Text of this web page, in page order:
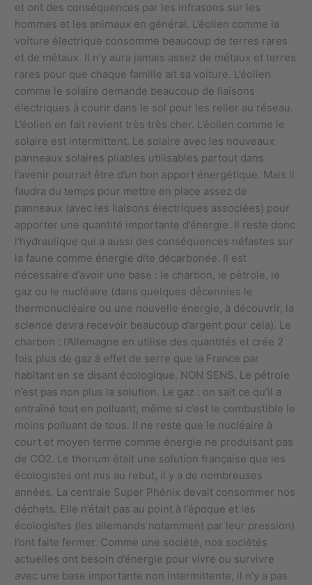
et ont des conséquences par les infrasons sur les
hommes et les animaux en général. L’éolien comme la
voiture électrique consomme beaucoup de terres rares
et de métaux. Il n’y aura jamais assez de métaux et terres
rares pour que chaque famille ait sa voiture. L’éolien
comme le solaire demande beaucoup de liaisons
électriques à courir dans le sol pour les relier au réseau.
L’éolien en fait revient très très cher. L’éolien comme le
solaire est intermittent. Le solaire avec les nouveaux
panneaux solaires pliables utilisables partout dans
l’avenir pourrait être d’un bon apport énergétique. Mais il
faudra du temps pour mettre en place assez de
panneaux (avec les liaisons électriques associées) pour
apporter une quantité importante d’énergie. Il reste donc
l’hydraulique qui a aussi des conséquences néfastes sur
la faune comme énergie dite décarbonée. Il est
nécessaire d’avoir une base : le charbon, le pétrole, le
gaz ou le nucléaire (dans quelques décennies le
thermonucléaire ou une nouvelle énergie, à découvrir, la
science devra recevoir beaucoup d’argent pour cela). Le
charbon : l’Allemagne en utilise des quantités et crée 2
fois plus de gaz à effet de serre que la France par
habitant en se disant écologique. NON SENS. Le pétrole
n’est pas non plus la solution. Le gaz : on sait ce qu’il a
entraîné tout en polluant, même si c’est le combustible le
moins polluant de tous. Il ne reste que le nucléaire à
court et moyen terme comme énergie ne produisant pas
de CO2. Le thorium était une solution française que les
écologistes ont mis au rebut, il y a de nombreuses
années. La centrale Super Phénix devait consommer nos
déchets. Elle n’était pas au point à l’époque et les
écologistes (les allemands notamment par leur pression)
l’ont faite fermer. Comme une société, nos sociétés
actuelles ont besoin d’énergie pour vivre ou survivre
avec une base importante non intermittente, il n’y a pas